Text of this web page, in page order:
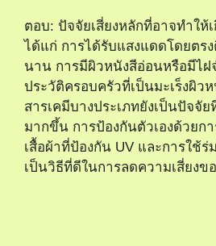
ตอบ: ปัจจัยเสี่ยงหลักที่อาจทำให้
ได้แก่ การได้รับแสงแดดโดยตร
นาน การมีผิวหนังสีอ่อนหรือมีไ
ประวัติครอบครัวที่เป็นมะเร็งผิว
สารเคมีบางประเภทยังเป็นปัจจั
มากขึ้น การป้องกันตัวเองด้วยก
เสื้อผ้าที่ป้องกัน UV และการใช้
เป็นวิธีที่ดีในการลดความเสี่ยงข